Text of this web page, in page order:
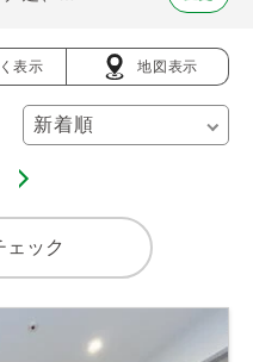
表示 地図表示
ェック